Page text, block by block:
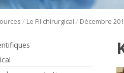
/ Le Fil chirurgical / Décembre